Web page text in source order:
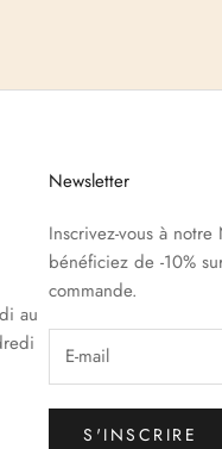
au
Newsletter
Inscrivez-vous à
bénéficiez de -10%
commande.
S'INSCRIRE